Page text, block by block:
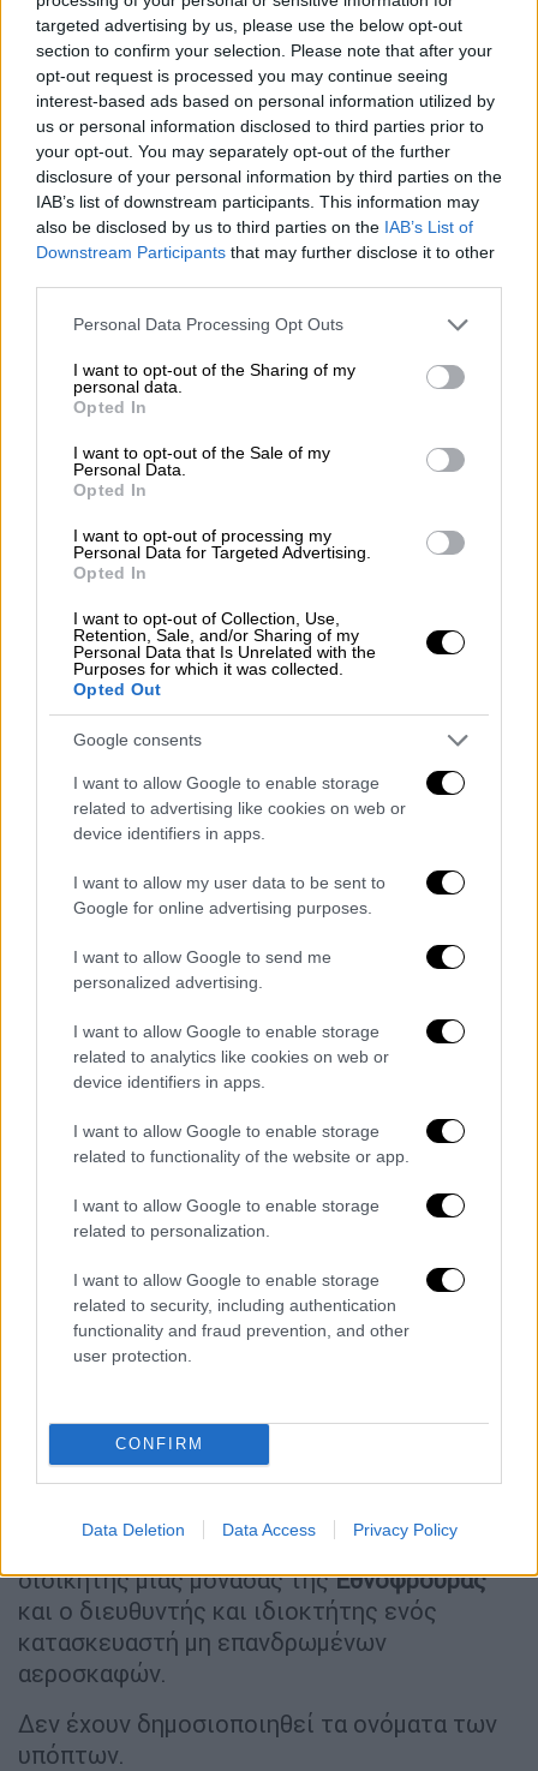
targeted advertising by us, please use the below opt-out
section to confirm your selection. Please note that after your
opt-out request is processed you may continue seeing
interest-based ads based on personal information utilized by
us or personal information disclosed to third parties prior to
your opt-out. You may separately opt-out of the further
disclosure of your personal information by third parties on the
IAB’s list of downstream participants. This information may
also be disclosed by us to third parties on the IAB’s List of
Downstream Participants that may further disclose it to other
Please note that this website/app uses one or more Google
not limited to your visit or usage behaviour. You may click to
grant or deny consent to Google and its third-party tags to
use your data for below specified purposes in below Google
consent section.
Personal Data Processing Opt Outs
I want to opt-out of the Sharing of my
personal data.
Opted In
I want to opt-out of the Sale of my
Personal Data.
Opted In
I want to opt-out of processing my
Personal Data for Targeted Advertising.
Opted In
I want to opt-out of Collection, Use,
Retention, Sale, and/or Sharing of my
Personal Data that Is Unrelated with the
Purposes for which it was collected.
Opted Out
Google consents
I want to allow Google to enable storage
related to advertising like cookies on web or
device identifiers in apps.
I want to allow my user data to be sent to
Google for online advertising purposes.
I want to allow Google to send me
personalized advertising.
I want to allow Google to enable storage
related to analytics like cookies on web or
device identifiers in apps.
I want to allow Google to enable storage
related to functionality of the website or app.
I want to allow Google to enable storage
related to personalization.
I want to allow Google to enable storage
related to security, including authentication
functionality and fraud prevention, and other
user protection.
CONFIRM
Data Deletion Data Access Privacy Policy
πολέμου στη μάχη κατά της ρωσικής
εισβολής. Παράλληλα με τον πόλεμο, η
Ουκρανίαπαίρνει μέτρα κατά της διαφθοράς,
μέτρα που θεωρούνται κρίσιμα για το μέλλον
της στηνΕυρωπαϊκή Ένωση.
ΔΙΑΒΑΣΤΕ ΕΠΙΣΗΣ
Κόσμος|04.08.2025 16:43
Σκοτώθηκαν αναζητώντας τροφή:
Λιμός και βαρβαρότητα στη Γάζα -
Προκλητικός ο Ισραηλινός Μπεν -
Γκβιρ ζητά την «κατάκτηση» του
παλαιστινιακού θύλακα
Οι αρχές καταπολέμησης της διαφθοράς
ανακοίνωσαν τοΣάββατοότι αποκάλυψαν
βουλευτής, ένας εν ενεργεία και έναν πλέον
αποπεμφθείς αξιωματούχος, ένας διοικητής
Εθνοφρουράς
οποίοι δωροδοκίες για αγορές σε
διογκωμένες τιμές.
«Το 2024-2025, μια οργανωμένη εγκληματική
ομάδα υπεξαίρεσε συστηματικά κεφάλαια
που διατέθηκαν από τις τοπικές αρχές για
αμυντικές ανάγκες», ανέφερε σε ανακοίνωσή
Διαφθοράς,προσθέτοντας ότι οι
δωροδοκίες ανήλθαν συνολικά σε περίπου
30% της αξίας των συμβάσεων.
Η σύμβαση για τα drones είχε αξία 240.000
δολαρίων, ανέφερε η υπηρεσία.
προκάλεσε δημόσια οργή τον περασμένο
μήνα για την προσωρινή κατάργηση της
ανεξαρτησίας δύο υπηρεσιών κατά της
διαφθοράς, επαίνεσε την κίνηση το Σάββατο
μετά από συνάντηση με τους επικεφαλής
των υπηρεσιών.
Εκτός από τον βουλευτή, μεταξύ των
κατηγορουμένων περιλαμβάνονται ένας
πρώην κυβερνήτης και επικεφαλής της
περιφερειακής διοίκησης, ο επικεφαλής
μιας στρατιωτικής διοίκησης της πόλης, ο
διοικητής μιας μονάδας τηςΕθνοφρουράς
και ο διευθυντής και ιδιοκτήτης ενός
κατασκευαστή μη επανδρωμένων
αεροσκαφών.
Δεν έχουν δημοσιοποιηθεί τα ονόματα των
υπόπτων.